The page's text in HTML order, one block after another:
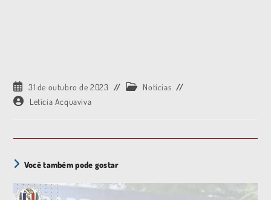
31 de outubro de 2023
Notícias
Letícia Acquaviva
Você também pode gostar